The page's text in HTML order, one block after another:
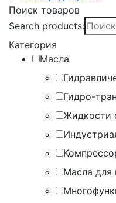
Поиск товаров
Search products:
Категория
Масла
Гидро-
Жидкости
Масла для